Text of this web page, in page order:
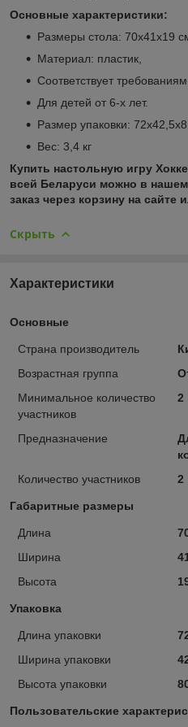
Основные характеристики:
Размеры стола: 70х41х19
Материал: пластик,
Соответствует
Для детей от 6-х лет.
Размер упаковки:
Вес: 3,4 кг
Купить настольную игру
всей Беларуси можно в нашем
заказ через корзину на
Скрыть
Характеристики
Основные
Страна производитель
Возрастная группа
Минимальное количество
участников
2
Предназначение
Количество участников
2
Габаритные размеры
Длина
Ширина
Высота
Упаковка
Длина упаковки
Ширина упаковки
Высота упаковки
Пользовательские